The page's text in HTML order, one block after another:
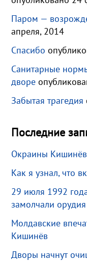
Паром —
апреля, 2014
Спасибо
Санитарные
дворе
Забытая трагедия
Последние
Окраины
Как я узнал, что
29 июля 1992
замолчали орудия
Молдавские
Кишинёв
Дворы начнут